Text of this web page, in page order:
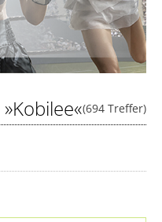
(694 Treffer)
»Kobilee«